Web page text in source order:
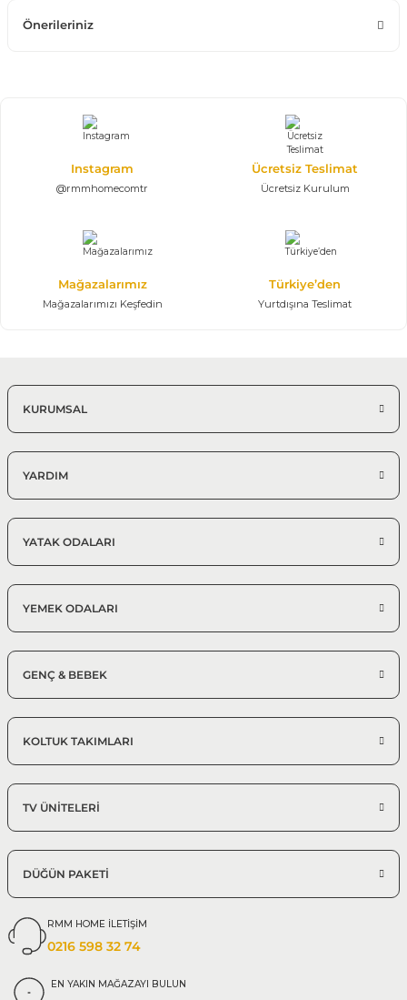
Önerileriniz
Instagram
@rmmhomecomtr
Ücretsiz Teslimat
Ücretsiz Kurulum
Mağazalarımız
Mağazalarımızı Keşfedin
Türkiye’den
Yurtdışına Teslimat
KURUMSAL
YARDIM
YATAK ODALARI
YEMEK ODALARI
GENÇ & BEBEK
KOLTUK TAKIMLARI
TV ÜNİTELERİ
DÜĞÜN PAKETİ
RMM HOME İLETİŞİM
0216 598 32 74
EN YAKIN MAĞAZAYI BULUN